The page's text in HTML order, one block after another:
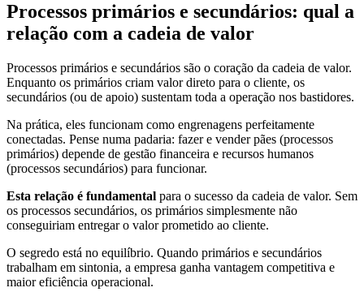
Processos primários e secundários: qual a
relação com a cadeia de valor
Processos primários e secundários são o coração da cadeia de valor.
Enquanto os primários criam valor direto para o cliente, os
secundários (ou de apoio) sustentam toda a operação nos bastidores.
Na prática, eles funcionam como engrenagens perfeitamente
conectadas. Pense numa padaria: fazer e vender pães (processos
primários) depende de gestão financeira e recursos humanos
(processos secundários) para funcionar.
Esta relação é fundamental para o sucesso da cadeia de valor. Sem
os processos secundários, os primários simplesmente não
conseguiriam entregar o valor prometido ao cliente.
O segredo está no equilíbrio. Quando primários e secundários
trabalham em sintonia, a empresa ganha vantagem competitiva e
maior eficiência operacional.